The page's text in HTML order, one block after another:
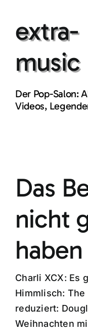
contentextra-
music
Der Pop-Salon:
Videos,
Das
nicht
Charli XCX: Es
Himmlisch:
reduziert:
Weihnachten